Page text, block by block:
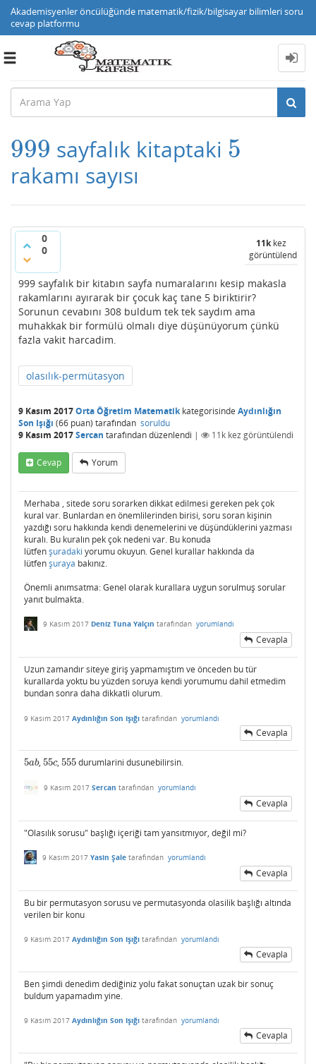
Akademisyenler öncülüğünde matematik/fizik/bilgisayar bilimleri soru
cevap platformu
Toggle
999
999 sayfalık kitaptaki 5
5
rakamı sayısı
0
0
11kkez
görüntülendi
999 sayfalık bir kitabın sayfa numaralarını kesip makasla
rakamlarını ayırarak bir çocuk kaç tane 5 biriktirir?
Sorunun cevabını 308 buldum tek tek saydım ama
muhakkak bir formülü olmalı diye düşünüyorum çünkü
fazla vakit harcadim.
olasılık-permütasyon
9 Kasım 2017Orta Öğretim Matematikkategorisinde Aydınlığın
Son Işığı (66 puan) tarafından soruldu
9 Kasım 2017Sercan tarafındandüzenlendi | 11k kez görüntülendi
Cevap Yorum
Merhaba , sitede soru sorarken dikkat edilmesi gereken pek çok
kural var. Bunlardan en önemlilerinden birisi, soru soran kişinin
yazdığı soru hakkında kendi denemelerini ve düşündüklerini yazması
kuralı. Bu kuralın pek çok nedeni var. Bu konuda
lütfenşuradaki yorumu okuyun. Genel kurallar hakkında da
lütfenşuraya bakınız.
Önemli anımsatma: Genel olarak kurallara uygun sorulmuş sorular
yanıt bulmakta.
9 Kasım 2017 Deniz Tuna Yalçın tarafından yorumlandı
Cevapla
Uzun zamandır siteye giriş yapmamıştım ve önceden bu tür
kurallarda yoktu bu yüzden soruya kendi yorumumu dahil etmedim
bundan sonra daha dikkatli olurum.
9 Kasım 2017 Aydınlığın Son Işığı tarafından yorumlandı
Cevapla
5ab
5ab, 55c
55c,555
555durumlarini dusunebilirsin.
9 Kasım 2017 Sercan tarafından yorumlandı
Cevapla
"Olasılık sorusu" başlığı içeriği tam yansıtmıyor, değil mi?
9 Kasım 2017 Yasin Şale tarafından yorumlandı
Cevapla
Bu bir permutasyon sorusu ve permutasyonda olasilik başlığı altında
verilen bir konu
9 Kasım 2017 Aydınlığın Son Işığı tarafından yorumlandı
Cevapla
Ben şimdi denedim dediğiniz yolu fakat sonuçtan uzak bir sonuç
buldum yapamadım yine.
9 Kasım 2017 Aydınlığın Son Işığı tarafından yorumlandı
Cevapla